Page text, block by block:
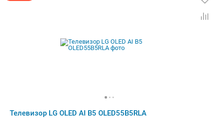
Телевизор LG OLED AI B5 OLED55B5RLA